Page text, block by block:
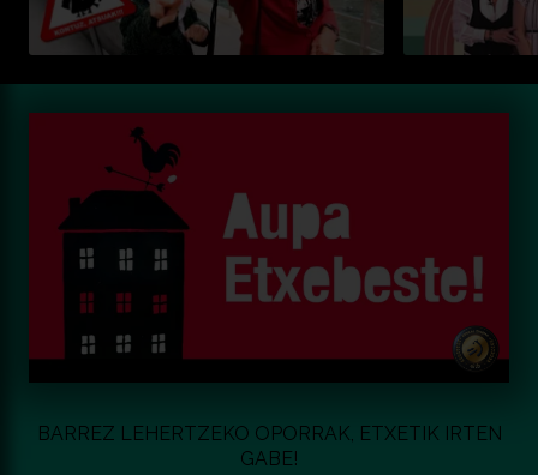
BARREZ LEHERTZEKO OPORRAK, ETXETIK IRTEN
GABE!